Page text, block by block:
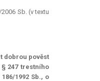
Sb. (v textu
dobrou pověst
247 trestního
1992 Sb., o